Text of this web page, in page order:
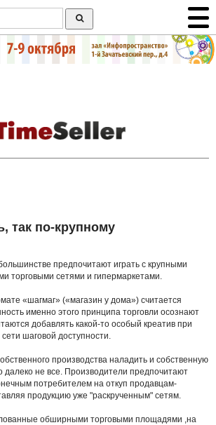
так по-крупному
предпочитают играть с крупными
торговыми сетями и гипермаркетами.
«шагмаг» («магазин у дома») считается
именно этого принципа торговли осознают
добавлять какой-то особый креатив при
шаговой доступности.
производства наладить и собственную
далеко не все. Производители предпочитают
потребителем на откуп продавцам-
продукцию уже "раскрученным" сетям.
обширными торговыми площадями ,на